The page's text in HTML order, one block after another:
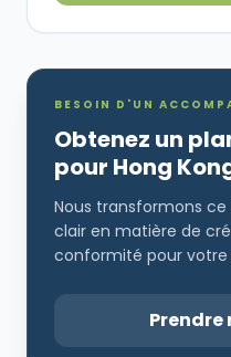
BESOIN D'UN
Obtenez un
pour Hong
Nous transformons
clair en matière de
conformité pour votre
Prendre